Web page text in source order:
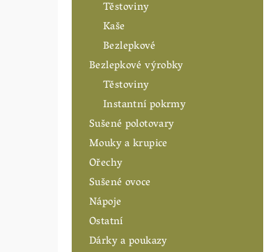
Těstoviny
Kaše
Bezlepkové
Bezlepkové výrobky
Těstoviny
Instantní pokrmy
Sušené polotovary
Mouky a krupice
Ořechy
Sušené ovoce
Nápoje
Ostatní
Dárky a poukazy